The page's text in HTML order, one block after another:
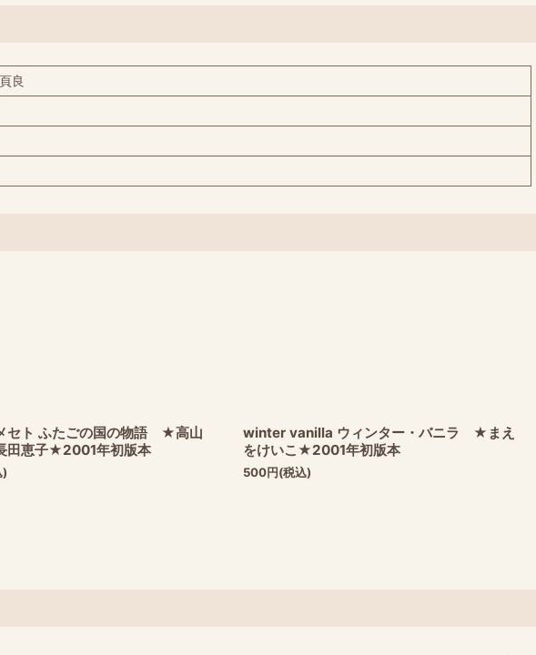
良
セト ふたごの国の物語 ★高山
田恵子★2001年初版本
)
winter vanilla ウィンター・バニラ ★まえ
をけいこ★2001年初版本
500円(税込)